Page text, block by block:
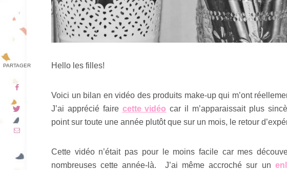
Hello les filles!
Voici un bilan en vidéo des produits make-up qui m’ont
J’ai apprécié faire cette vidéo car il m’apparaissait plus
point sur toute une année plutôt que sur un mois, le retour
Cette vidéo n’était pas pour le moins facile car mes
nombreuses cette année-là. J’ai même accroché sur un
PARTAGER